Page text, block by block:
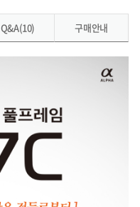
Q&A(10) 구매안내